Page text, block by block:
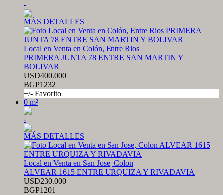
-
MÁS DETALLES
Local en Venta en Colón, Entre Rios
PRIMERA JUNTA 78 ENTRE SAN MARTIN Y
BOLIVAR
USD400.000
BGP1232
+/- Favorito
0 m²
-
MÁS DETALLES
Local en Venta en San Jose, Colon
ALVEAR 1615 ENTRE URQUIZA Y RIVADAVIA
USD230.000
BGP1201